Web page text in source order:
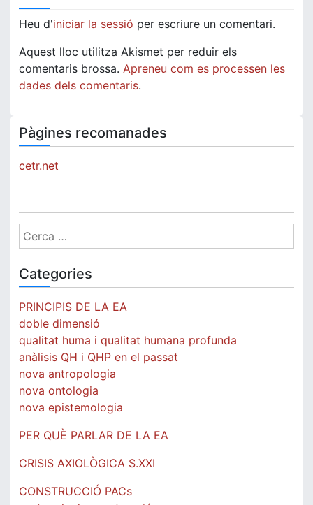
Heu d'iniciar la sessió per escriure un comentari.
Aquest lloc utilitza Akismet per reduir els
comentaris brossa. Apreneu com es processen les
dades dels comentaris.
Pàgines recomanades
cetr.net
Cerca:
Categories
PRINCIPIS DE LA EA
doble dimensió
qualitat huma i qualitat humana profunda
anàlisis QH i QHP en el passat
nova antropologia
nova ontologia
nova epistemologia
PER QUÈ PARLAR DE LA EA
CRISIS AXIOLÒGICA S.XXI
CONSTRUCCIÓ PACs